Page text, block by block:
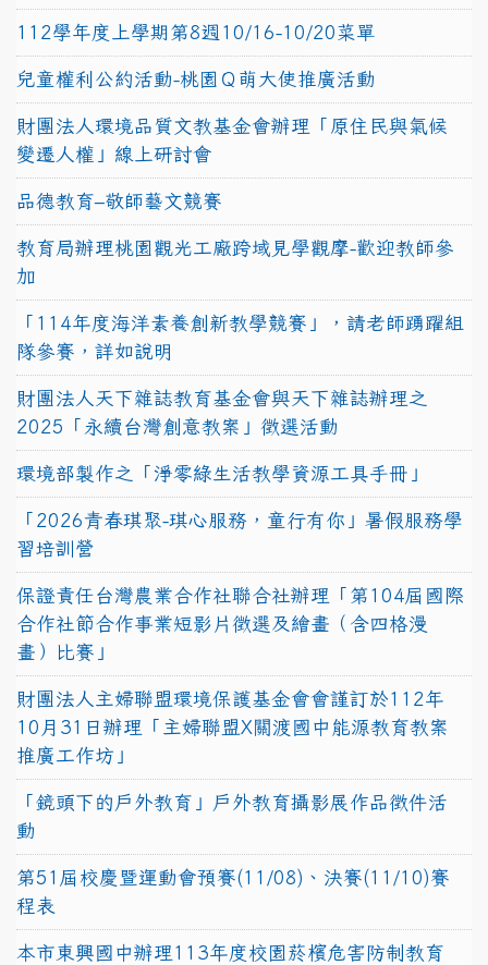
112學年度上學期第8週10/16-10/20菜單
兒童權利公約活動-桃園Ｑ萌大使推廣活動
財團法人環境品質文教基金會辦理「原住民與氣候
變遷人權」線上研討會
品德教育–敬師藝文競賽
教育局辦理桃園觀光工廠跨域見學觀摩-歡迎教師參
加
「114年度海洋素養創新教學競賽」，請老師踴躍組
隊參賽，詳如說明
財團法人天下雜誌教育基金會與天下雜誌辦理之
2025「永續台灣創意教案」徵選活動
環境部製作之「淨零綠生活教學資源工具手冊」
「2026青春琪聚-琪心服務，童行有你」暑假服務學
習培訓營
保證責任台灣農業合作社聯合社辦理「第104屆國際
合作社節合作事業短影片徵選及繪畫（含四格漫
畫）比賽」
財團法人主婦聯盟環境保護基金會會謹訂於112年
10月31日辦理「主婦聯盟X關渡國中能源教育教案
推廣工作坊」
「鏡頭下的戶外教育」戶外教育攝影展作品徵件活
動
第51屆校慶暨運動會預賽(11/08)、決賽(11/10)賽
程表
本市東興國中辦理113年度校園菸檳危害防制教育